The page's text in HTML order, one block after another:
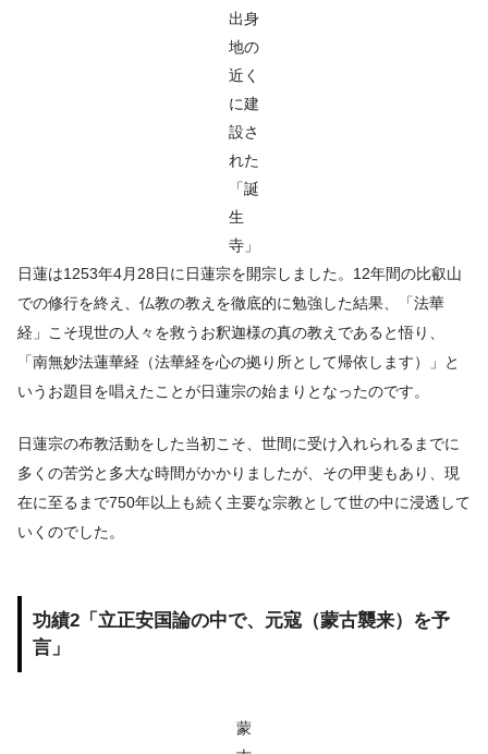
出身
地の
近く
に建
設さ
れた
「誕
生
寺」
日蓮は1253年4月28日に日蓮宗を開宗しました。12年間の比叡山
での修行を終え、仏教の教えを徹底的に勉強した結果、「法華
経」こそ現世の人々を救うお釈迦様の真の教えであると悟り、
「南無妙法蓮華経（法華経を心の拠り所として帰依します）」と
いうお題目を唱えたことが日蓮宗の始まりとなったのです。
日蓮宗の布教活動をした当初こそ、世間に受け入れられるまでに
多くの苦労と多大な時間がかかりましたが、その甲斐もあり、現
在に至るまで750年以上も続く主要な宗教として世の中に浸透して
いくのでした。
功績2「立正安国論の中で、元寇（蒙古襲来）を予
言」
蒙